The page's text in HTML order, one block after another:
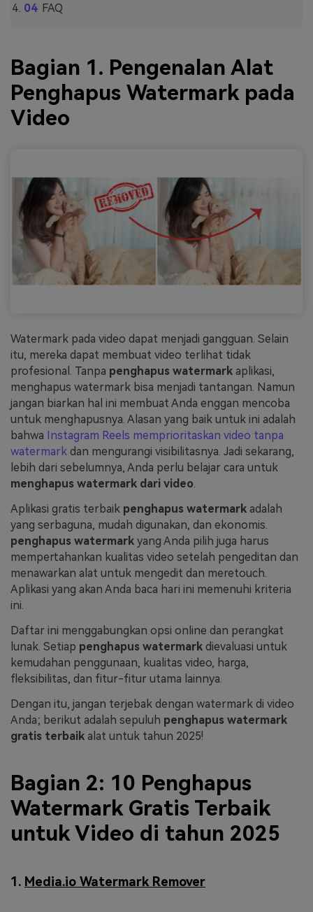
FAQ
Bagian 1. Pengenalan Alat
Penghapus Watermark pada
Video
Watermark pada video dapat menjadi gangguan. Selain
itu, mereka dapat membuat video terlihat tidak
profesional. Tanpa penghapus watermark aplikasi,
menghapus watermark bisa menjadi tantangan. Namun
jangan biarkan hal ini membuat Anda enggan mencoba
untuk menghapusnya. Alasan yang baik untuk ini adalah
bahwa Instagram Reels memprioritaskan video tanpa
watermark dan mengurangi visibilitasnya. Jadi sekarang,
lebih dari sebelumnya, Anda perlu belajar cara untuk
menghapus watermark dari video.
Aplikasi gratis terbaik penghapus watermark adalah
yang serbaguna, mudah digunakan, dan ekonomis.
penghapus watermark yang Anda pilih juga harus
mempertahankan kualitas video setelah pengeditan dan
menawarkan alat untuk mengedit dan meretouch.
Aplikasi yang akan Anda baca hari ini memenuhi kriteria
ini.
Daftar ini menggabungkan opsi online dan perangkat
lunak. Setiap penghapus watermark dievaluasi untuk
kemudahan penggunaan, kualitas video, harga,
fleksibilitas, dan fitur-fitur utama lainnya.
Dengan itu, jangan terjebak dengan watermark di video
Anda; berikut adalah sepuluh penghapus watermark
gratis terbaik alat untuk tahun 2025!
Bagian 2: 10 Penghapus
Watermark Gratis Terbaik
untuk Video di tahun 2025
1. Media.io Watermark Remover